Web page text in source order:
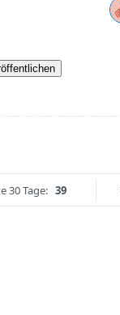
30 Tage: 39